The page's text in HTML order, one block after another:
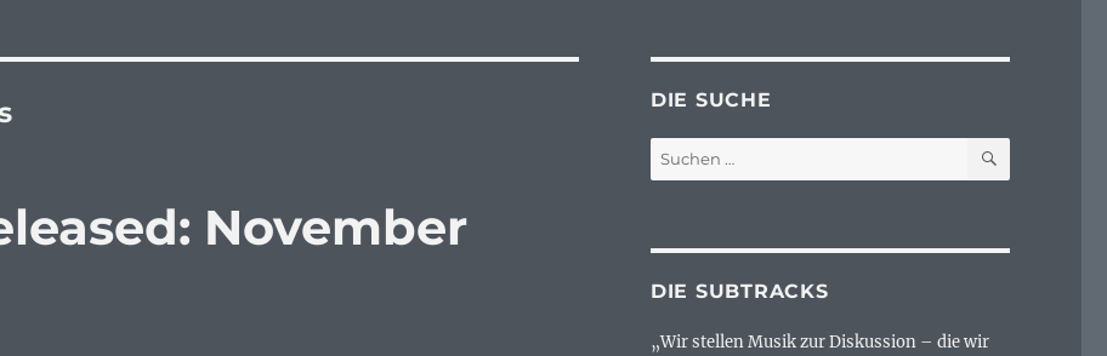
November
DIE SUCHE
Suchen
nach:
SUCHEN
DIE SUBTRACKS
„Wir stellen Musik zur Diskussion – die wir